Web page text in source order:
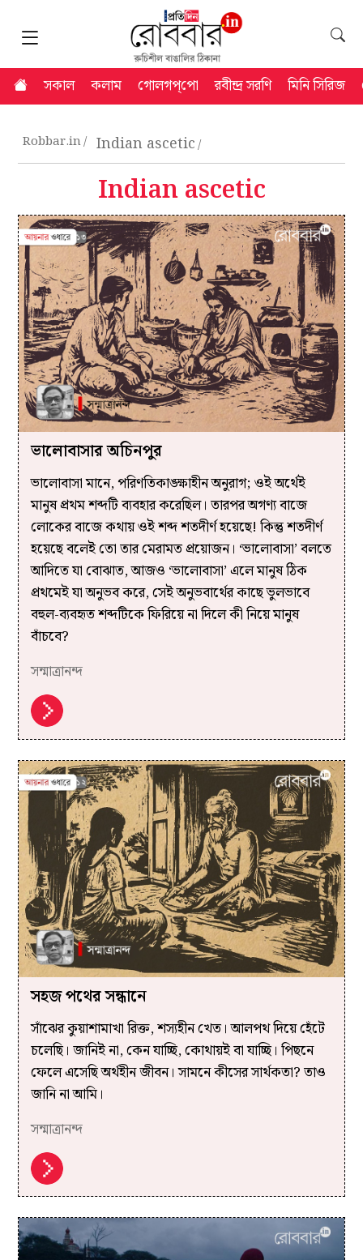
সকাল কলাম গোলগপ্‌পো রবীন্দ্র সরণি মিনি সিরিজ
Robbar.in Indian ascetic
Indian ascetic
ভালোবাসার অচিনপুর
ভালোবাসা মানে, পরিণতিকাঙ্ক্ষাহীন অনুরাগ; ওই অর্থেই
মানুষ প্রথম শব্দটি ব্যবহার করেছিল। তারপর অগণ্য বাজে
লোকের বাজে কথায় ওই শব্দ শতদীর্ণ হয়েছে! কিন্তু শতদীর্ণ
হয়েছে বলেই তো তার মেরামত প্রয়োজন। ‘ভালোবাসা’ বলতে
আদিতে যা বোঝাত, আজও ‘ভালোবাসা’ এলে মানুষ ঠিক
প্রথমেই যা অনুভব করে, সেই অনুভবার্থের কাছে ভুলভাবে
বহুল-ব্যবহৃত শব্দটিকে ফিরিয়ে না দিলে কী নিয়ে মানুষ
বাঁচবে?
সন্মাত্রানন্দ
সহজ পথের সন্ধানে
সাঁঝের কুয়াশামাখা রিক্ত, শস্যহীন খেত। আলপথ দিয়ে হেঁটে
চলেছি। জানিই না, কেন যাচ্ছি, কোথায়ই বা যাচ্ছি। পিছনে
ফেলে এসেছি অর্থহীন জীবন। সামনে কীসের সার্থকতা? তাও
জানি না আমি।
সন্মাত্রানন্দ